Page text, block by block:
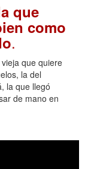
que
como
.
que quiere
la del
la que llegó
de mano en